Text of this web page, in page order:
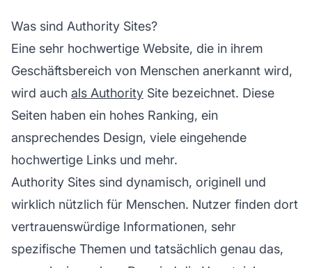
Was sind Authority Sites?
Eine sehr hochwertige Website, die in ihrem
Geschäftsbereich von Menschen anerkannt wird,
wird auch als Authority Site bezeichnet. Diese
Seiten haben ein hohes Ranking, ein
ansprechendes Design, viele eingehende
hochwertige Links und mehr.
Authority Sites sind dynamisch, originell und
wirklich nützlich für Menschen. Nutzer finden dort
vertrauenswürdige Informationen, sehr
spezifische Themen und tatsächlich genau das,